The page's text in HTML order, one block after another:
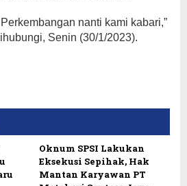
nanti kami kabari,”
Senin (30/1/2023).
Oknum SPSI Lakukan
Eksekusi Sepihak, Hak
Mantan Karyawan PT